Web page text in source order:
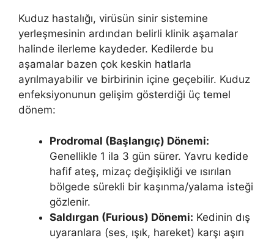
Kuduz hastalığı, virüsün sinir sistemine
yerleşmesinin ardından belirli klinik aşamalar
halinde ilerleme kaydeder. Kedilerde bu
aşamalar bazen çok keskin hatlarla
ayrılmayabilir ve birbirinin içine geçebilir. Kuduz
enfeksiyonunun gelişim gösterdiği üç temel
dönem:
Prodromal (Başlangıç) Dönemi:
Genellikle 1 ila 3 gün sürer. Yavru kedide
hafif ateş, mizaç değişikliği ve ısırılan
bölgede sürekli bir kaşınma/yalama isteği
gözlenir.
Saldırgan (Furious) Dönemi: Kedinin dış
uyaranlara (ses, ışık, hareket) karşı aşırı